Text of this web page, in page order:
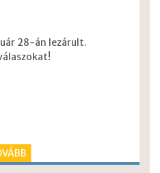
28-án lezárult.